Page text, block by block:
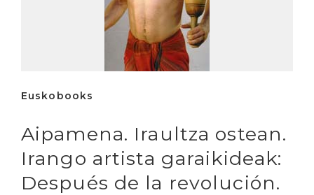
Euskobooks
Aipamena. Iraultza ostean.
Irango artista garaikideak:
Después de la revolución.